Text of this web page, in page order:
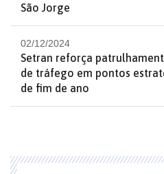
São Jorge
02/12/2024
Setran reforça
de tráfego em pontos
de fim de ano